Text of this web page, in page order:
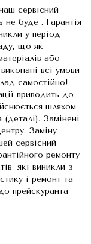
сервісний
не буде . Гарантія
у період
що як
або
всі умови
самостійно!
приводить до
шляхом
Замінені
Заміну
сервісний
ремонту
які виникли з
і ремонт та
прейскуранта